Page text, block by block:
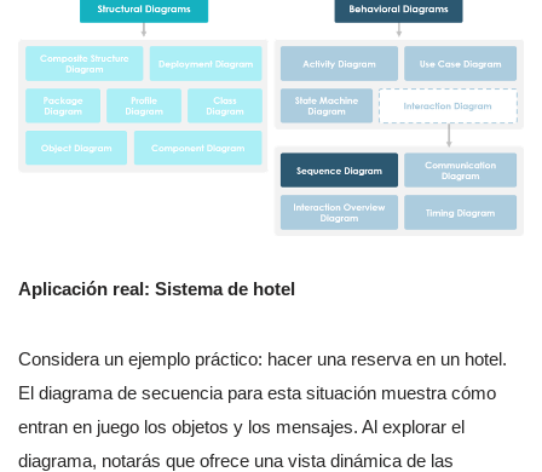
Aplicación real: Sistema de hotel
Considera un ejemplo práctico: hacer una reserva en un hotel.
El diagrama de secuencia para esta situación muestra cómo
entran en juego los objetos y los mensajes. Al explorar el
diagrama, notarás que ofrece una vista dinámica de las